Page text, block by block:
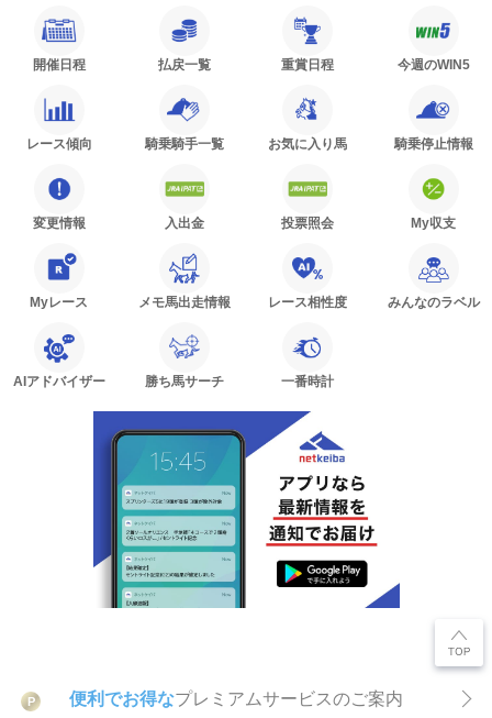
開催日程 払戻一覧 重賞日程 今週のWIN5
レース傾向 騎乗騎手一覧 お気に入り馬 騎乗停止情報
変更情報 入出金 投票照会 My収支
Myレース メモ馬出走情報 レース相性度 みんなのラベル
AIアドバイザー 勝ち馬サーチ 一番時計
P 便利でお得なプレミアムサービスのご案内